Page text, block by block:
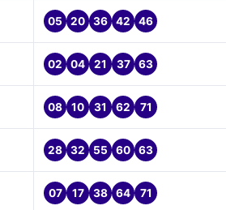
05 20 36 42 46
02 04 21 37 63
08 10 31 62 71
28 32 55 60 63
07 17 38 64 71